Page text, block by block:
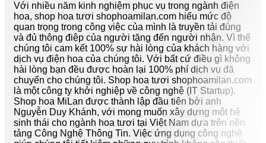
Với nhiều năm kinh nghiệm phục vụ trong ngành điện
hoa, shop hoa tươi shophoamilan.com hiểu mức độ
quan trọng trong công việc của mình là truyền tải đúng
và đủ thông điệp của người tặng đến người nhận. Vì thế
chúng tôi cam kết 100% sự hài lòng của khách hàng với
dịch vụ điện hoa của chúng tôi. Với bất cứ điều gì không
hài lòng bạn đều được hoàn lại 100% phí dịch vụ đã
chuyển cho chúng tôi. Shop hoa tươi shophoamilan.com
là một công ty khởi nghiệp về công nghệ (IT Startup).
Shop hoa MiLan được thành lập đầu tiên bởi anh
Nguyễn Duy Khánh, với mong muốn xây dựng một hệ
sinh thái cho ngành hoa tươi tại Việt Nam dựa trên nền
tảng Công Nghệ Thông Tin. Việc ứng dụng công nghệ